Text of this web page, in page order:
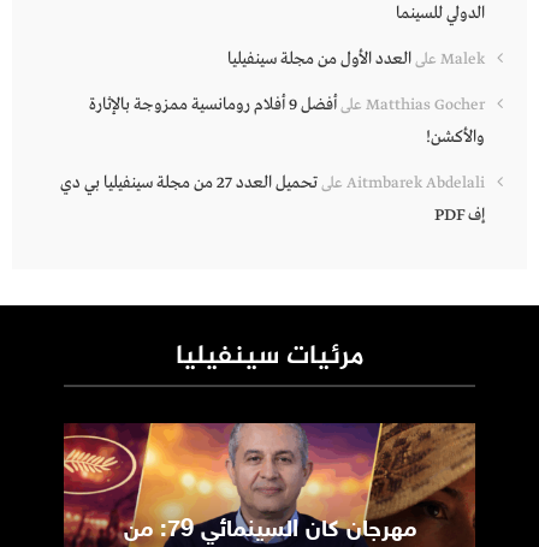
الدولي للسينما
Malek علىالعدد الأول من مجلة سينفيليا
Matthias Gocher على
أفضل 9 أفلام رومانسية ممزوجة بالإثارة
والأكشن!
Aitmbarek Abdelali على
تحميل العدد 27 من مجلة سينفيليا بي دي
إف PDF
مرئيات سينفيليا
مهرجان كان السينمائي 79: من